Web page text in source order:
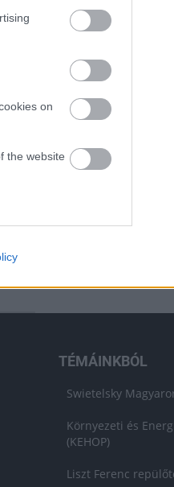
on
the website
TÉMÁINKBÓL
Swietelsky
Környezeti és
(KEHOP)
Liszt Ferenc